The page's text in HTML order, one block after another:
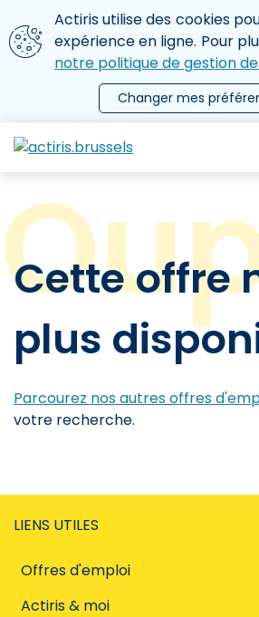
Aller au contenu principal
Nous utilisons des cookies
Actiris utilise des cookies
expérience en ligne. Pour
notre politique de gestion
Changer mes
le menu
Cette offre
plus
Parcourez nos autres offres
votre recherche.
LIENS UTILES
Offres d'emploi
Actiris & moi